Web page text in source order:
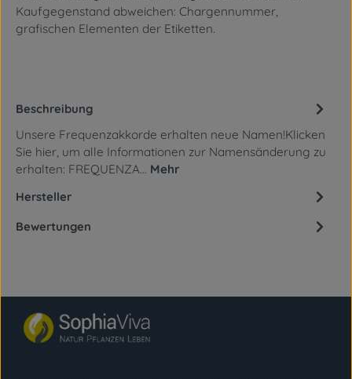
Kaufgegenstand abweichen: Chargennummer,
grafischen Elementen der Etiketten.
Beschreibung
Unsere Frequenzakkorde erhalten neue Namen!Klicken
Sie hier, um alle Informationen zur Namensänderung zu
erhalten: FREQUENZA… Mehr
Hersteller
Bewertungen